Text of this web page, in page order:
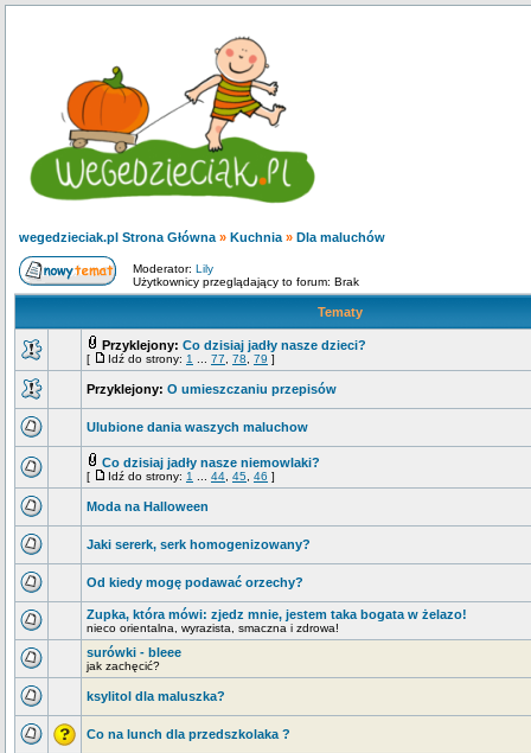
wegedzieciak.pl Strona Główna » Kuchnia » Dla maluchów
Moderator: Lily
Użytkownicy przeglądający to forum: Brak
Tematy
Przyklejony: Co dzisiaj jadły nasze dzieci?
[ Idź do strony: 1 77 78 79 ]
Przyklejony: O umieszczaniu przepisów
Ulubione dania waszych maluchow
Co dzisiaj jadły nasze niemowlaki?
[ Idź do strony: 1 44 45 46 ]
Moda na Halloween
Jaki sererk, serk homogenizowany?
Od kiedy mogę podawać orzechy?
Zupka, która mówi: zjedz mnie, jestem taka bogata w żelazo!
nieco orientalna, wyrazista, smaczna i zdrowa!
surówki - bleee
jak zachęcić?
ksylitol dla maluszka?
Co na lunch dla przedszkolaka ?